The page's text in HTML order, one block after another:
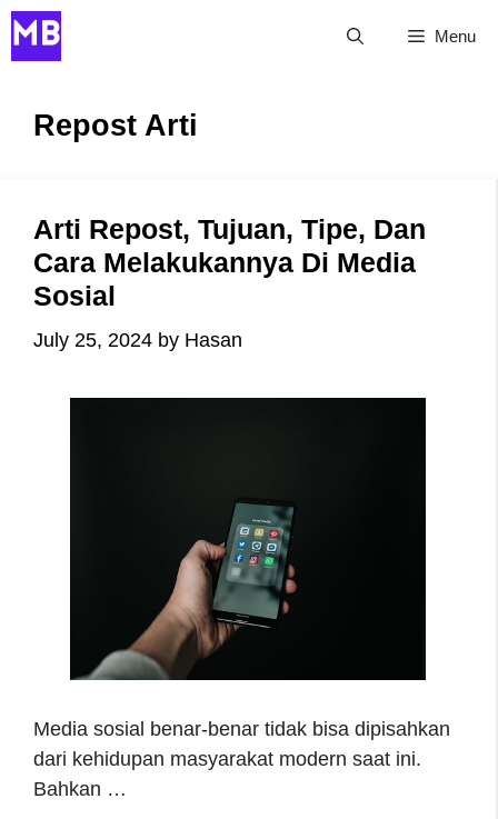
Skip
to
Menu
Repost Arti
Arti Repost, Tujuan, Tipe, Dan
Cara Melakukannya Di Media
Sosial
July 25, 2024 by Hasan
Media sosial benar-benar tidak bisa dipisahkan
dari kehidupan masyarakat modern saat ini.
Bahkan …